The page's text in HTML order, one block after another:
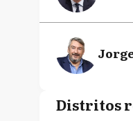
Distritos